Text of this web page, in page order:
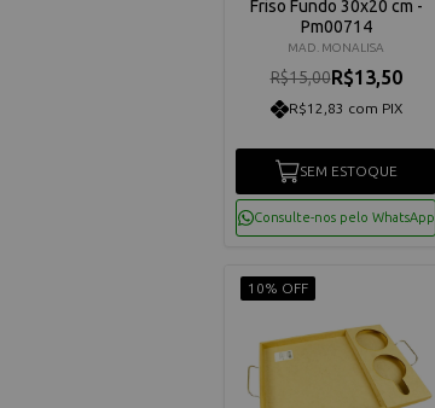
Friso Fundo 30x20 cm -
Pm00714
MAD. MONALISA
R$15,00R$13,50
R$12,83 com PIX
SEM ESTOQUE
Consulte-nos pelo WhatsApp
10% OFF